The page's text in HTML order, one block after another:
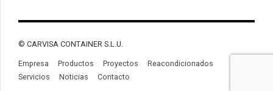
© CARVISA CONTAINER S.L.U.
Empresa Productos Proyectos
Reacondicionados
Servicios
Noticias Contacto